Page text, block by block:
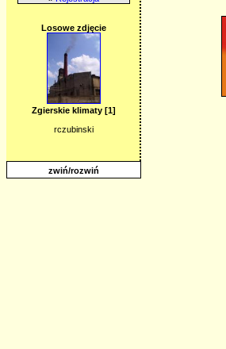
Losowe zdjęcie
Zgierskie klimaty [1]
rczubinski
zwiń/rozwiń